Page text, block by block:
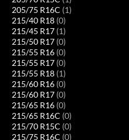
205/75 R16C (1)
215/40 R18 (0)
215/45 R17 (1)
215/50 R17 (0)
215/55 R16 (0)
215/55 R17 (0)
215/55 R18 (1)
215/60 R16 (0)
215/60 R17 (0)
215/65 R16 (0)
215/65 R16C (0)
215/70 R15C (0)
215/75 R16C (0)